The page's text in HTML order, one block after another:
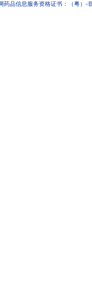
药品信息服务资格证书：（粤）-